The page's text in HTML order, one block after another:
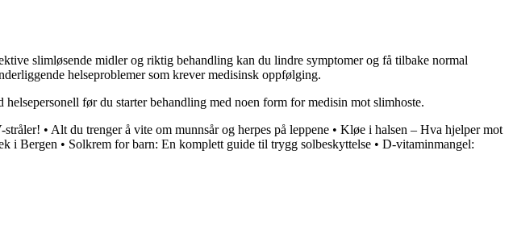
slimløsende midler og riktig behandling kan du lindre symptomer og få tilbake normal
helseproblemer som krever medisinsk oppfølging.
før du starter behandling med noen form for medisin mot slimhoste.
stråler! • Alt du trenger å vite om munnsår og herpes på leppene • Kløe i halsen – Hva hjelper mot
i Bergen • Solkrem for barn: En komplett guide til trygg solbeskyttelse • D-vitaminmangel: